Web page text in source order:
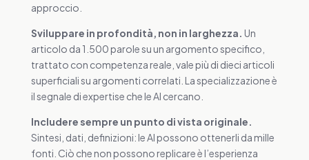
approccio.
Sviluppare in profondità, non in larghezza. Un
articolo da 1.500 parole su un argomento specifico,
trattato con competenza reale, vale più di dieci articoli
superficiali su argomenti correlati. La specializzazione è
il segnale di expertise che le AI cercano.
Includere sempre un punto di vista originale.
Sintesi, dati, definizioni: le AI possono ottenerli da mille
fonti. Ciò che non possono replicare è l’esperienza